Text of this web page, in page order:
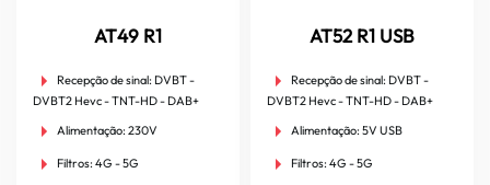
AT49 R1
Recepção de sinal: DVBT -
DVBT2 Hevc - TNT-HD - DAB+
Alimentação: 230V
Filtros: 4G - 5G
AT52 R1 USB
Recepção de sinal: DVBT -
DVBT2 Hevc - TNT-HD - DAB+
Alimentação: 5V USB
Filtros: 4G - 5G